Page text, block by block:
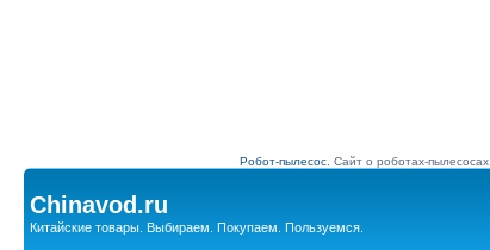
Робот-пылесос. Сайт о роботах-пылесосах.
Chinavod.ru
Китайские товары. Выбираем. Покупаем. Пользуемся.